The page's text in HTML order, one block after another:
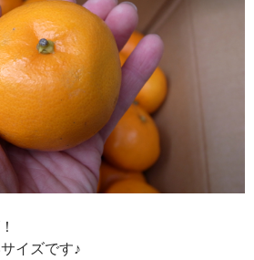
イズです♪